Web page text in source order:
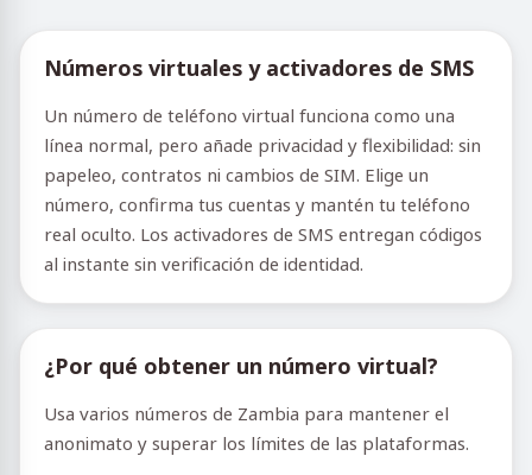
Números virtuales y activadores de SMS
Un número de teléfono virtual funciona como una
línea normal, pero añade privacidad y flexibilidad: sin
papeleo, contratos ni cambios de SIM. Elige un
número, confirma tus cuentas y mantén tu teléfono
real oculto. Los activadores de SMS entregan códigos
al instante sin verificación de identidad.
¿Por qué obtener un número virtual?
Usa varios números de Zambia para mantener el
anonimato y superar los límites de las plataformas.